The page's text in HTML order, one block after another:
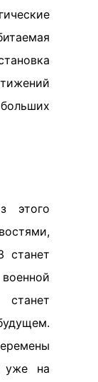
этого
станет
уже на